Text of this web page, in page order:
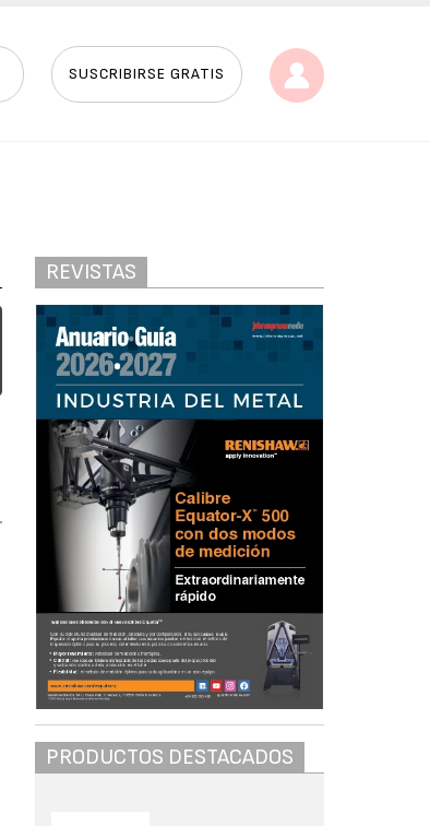
SUSCRIBIRSE GRATIS
REVISTAS
PRODUCTOS DESTACADOS